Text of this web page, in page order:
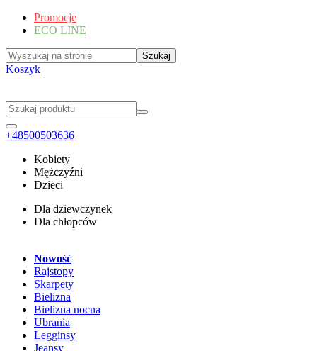
Promocje
ECO LINE
Koszyk
+48500503636
Kobiety
Mężczyźni
Dzieci
Dla dziewczynek
Dla chłopców
Nowość
Rajstopy
Skarpety
Bielizna
Bielizna nocna
Ubrania
Legginsy
Jeansy